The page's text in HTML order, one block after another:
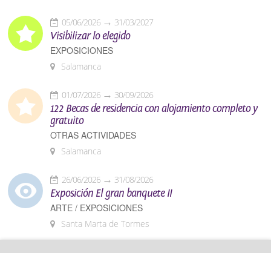
05/06/2026 31/03/2027
Visibilizar lo elegido
EXPOSICIONES
Salamanca
01/07/2026 30/09/2026
122 Becas de residencia con alojamiento completo y
gratuito
OTRAS ACTIVIDADES
Salamanca
26/06/2026 31/08/2026
Exposición El gran banquete II
ARTE / EXPOSICIONES
Santa Marta de Tormes